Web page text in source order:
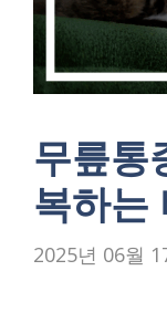
무릎통
복하는
2025년 06월